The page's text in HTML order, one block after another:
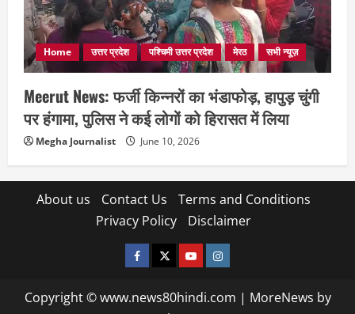
Home उत्तर प्रदेश पश्चिमी उत्तर प्रदेश मेरठ सभी न्यूज़
Meerut News: फर्जी किन्नरों का भंडाफोड़, हापुड़ चुंगी
पर हंगामा, पुलिस ने कई लोगों को हिरासत में लिया
Megha Journalist June 10, 2026
About us Contact Us
Terms and Conditions
Privacy Policy
Disclaimer
facebooktwitterYOUTUBE
instagram
Copyright © www.news80hindi.com | MoreNews by